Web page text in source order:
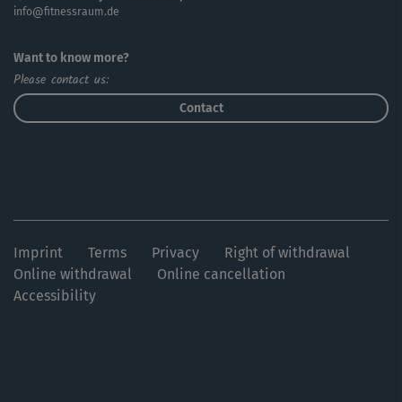
Wirbelsäule zu mobilisieren - damit du wieder zu einer
Bitte beachte: Bei akuter Atemnot und andauernden
Atemprobleme suche bitte unbedingt deine Ärztin oder
deinen Arzt auf!
info@fitnessraum.de
Want to know more?
Please contact us:
Contact
Imprint Terms Privacy
Right of withdrawal
Online withdrawal
Online cancellation
Accessibility